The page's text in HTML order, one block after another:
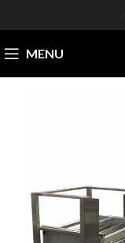
MENU